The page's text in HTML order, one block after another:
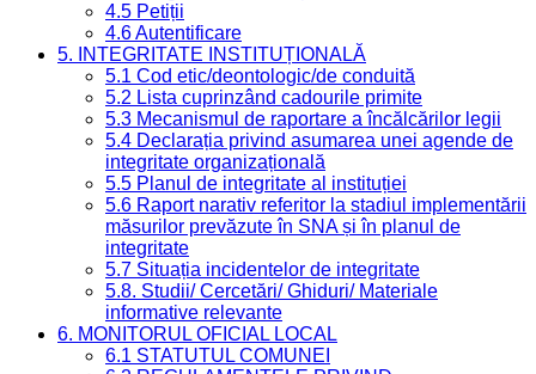
4.5 Petiții
4.6 Autentificare
5. INTEGRITATE INSTITUȚIONALĂ
5.1 Cod etic/deontologic/de conduită
5.2 Lista cuprinzând cadourile primite
5.3 Mecanismul de raportare a încălcărilor legii
5.4 Declarația privind asumarea unei agende de
integritate organizațională
5.5 Planul de integritate al instituției
5.6 Raport narativ referitor la stadiul implementării
măsurilor prevăzute în SNA și în planul de
integritate
5.7 Situația incidentelor de integritate
5.8. Studii/ Cercetări/ Ghiduri/ Materiale
informative relevante
6. MONITORUL OFICIAL LOCAL
6.1 STATUTUL COMUNEI